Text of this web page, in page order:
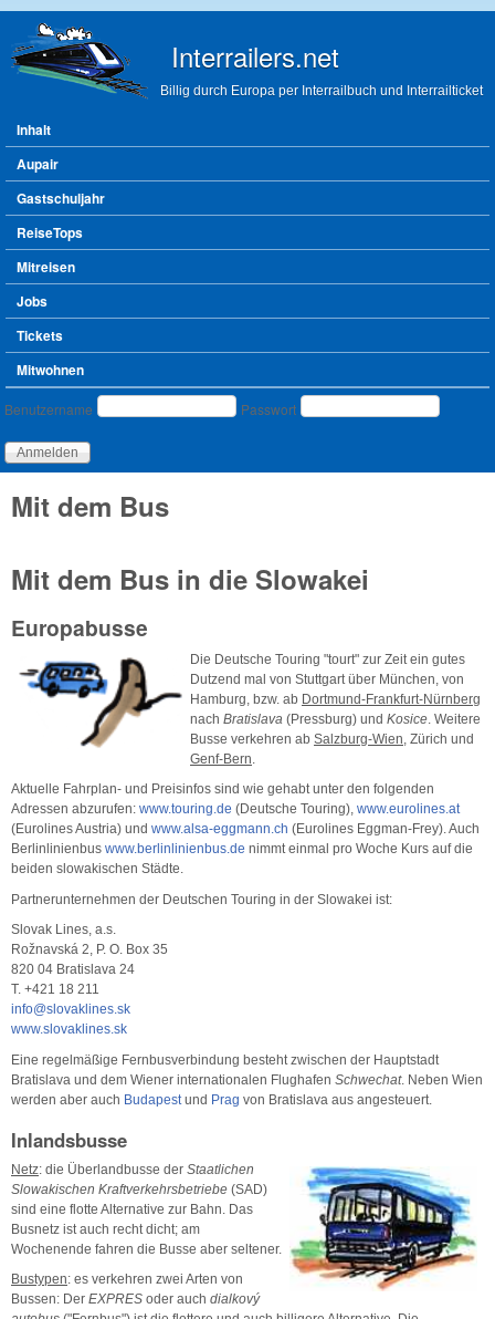
Interrailers.net
Billig durch Europa per Interrailbuch und Interrailticket
Hauptmenü
Inhalt
Aupair
Gastschuljahr
ReiseTops
Mitreisen
Jobs
Tickets
Mitwohnen
Benutzeranmeldung
Benutzername Passwort
Mit dem Bus
Mit dem Bus in die Slowakei
Europabusse
Die Deutsche Touring "tourt" zur Zeit ein gutes
Dutzend mal von Stuttgart über München, von
Hamburg, bzw. ab Dortmund-Frankfurt-Nürnberg
nach Bratislava (Pressburg) und Kosice . Weitere
Busse verkehren ab Salzburg-Wien , Zürich und
Genf-Bern
Aktuelle Fahrplan- und Preisinfos sind wie gehabt unter den folgenden
Adressen abzurufen: www.touring.de (Deutsche Touring), www.eurolines.at
(Eurolines Austria) und www.alsa-eggmann.ch (Eurolines Eggman-Frey). Auch
Berlinlinienbus www.berlinlinienbus.de nimmt einmal pro Woche Kurs auf die
beiden slowakischen Städte.
Partnerunternehmen der Deutschen Touring in der Slowakei ist:
Slovak Lines, a.s.
Rožnavská 2, P. O. Box 35
820 04 Bratislava 24
T. +421 18 211
info@slovaklines.sk
www.slovaklines.sk
Eine regelmäßige Fernbusverbindung besteht zwischen der Hauptstadt
Bratislava und dem Wiener internationalen Flughafen Schwechat. Neben Wien
werden aber auch Budapestund Prag von Bratislava aus angesteuert.
Inlandsbusse
Netz: die Überlandbusse der Staatlichen
Slowakischen Kraftverkehrsbetriebe (SAD)
sind eine flotte Alternative zur Bahn. Das
Busnetz ist auch recht dicht; am
Wochenende fahren die Busse aber seltener.
Bustypen: es verkehren zwei Arten von
Bussen: Der EXPRES oder auch dialkový